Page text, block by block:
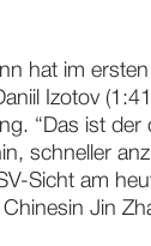
hat im
Izotov
“Das ist
schneller
Sicht am
Jin